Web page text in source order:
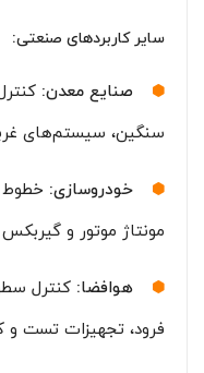
سایر کاربردهای صنعتی:
صنایع معدن:
سنگین، سیستم‌های
خودروسازی: خطوط
مونتاژ موتور و گیربکس
هوافضا: کنترل
فرود، تجهیزات تست و